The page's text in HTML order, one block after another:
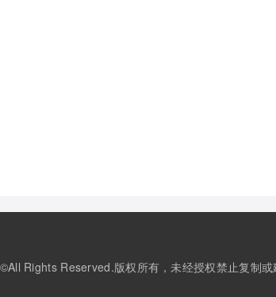
Rights Reserved.版权所有，未经授权禁止复制或